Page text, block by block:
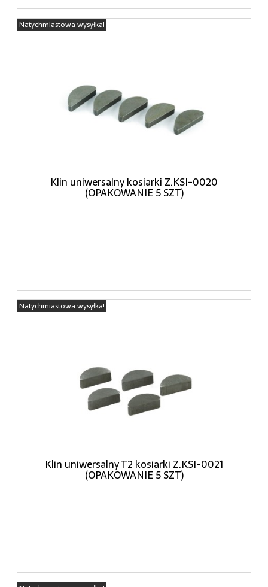
Klin uniwersalny kosiarki Z.KSI-0020
(OPAKOWANIE 5 SZT)
Natychmiastowa wysyłka!
Klin uniwersalny T2 kosiarki Z.KSI-0021
(OPAKOWANIE 5 SZT)
Natychmiastowa wysyłka!